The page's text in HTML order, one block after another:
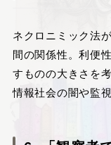
ネクロニミック法
間の関係性。利便
すものの大きさを
情報社会の闇や監